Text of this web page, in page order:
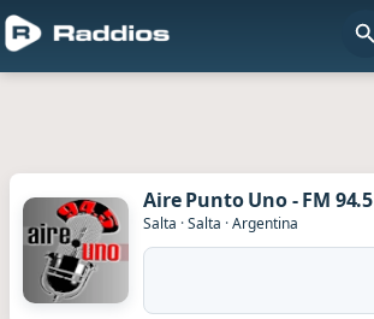
Aire Punto Uno - FM 94.5
Salta ·Salta ·Argentina